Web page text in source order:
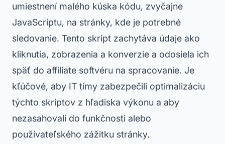
umiestnení malého kúska kódu, zvyčajne
JavaScriptu, na stránky, kde je potrebné
sledovanie. Tento skript zachytáva údaje ako
kliknutia, zobrazenia a konverzie a odosiela ich
späť do affiliate softvéru na spracovanie. Je
kľúčové, aby IT tímy zabezpečili optimalizáciu
týchto skriptov z hľadiska výkonu a aby
nezasahovali do funkčnosti alebo
používateľského zážitku stránky.